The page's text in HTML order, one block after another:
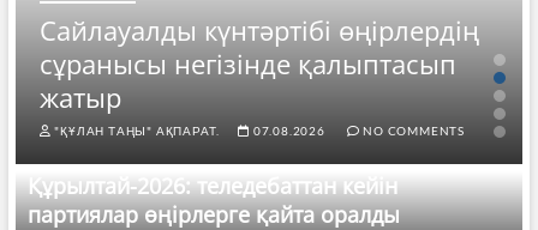
Сайлауалды күнтәртібі өңірлердің
сұранысы негізінде қалыптасып
жатыр
"ҚҰЛАН ТАҢЫ" АҚПАРАТ. 07.08.2026 NO COMMENTS
Құрылтай-2026: теледебаттан кейін
партиялар өңірлерге қайта оралды